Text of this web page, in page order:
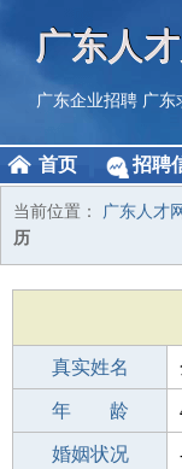
广东人
广东企业招聘 广东
首页 招聘
当前位置： 广东人才
历
真实姓名
性 别
年 龄
出生年月
婚姻状况